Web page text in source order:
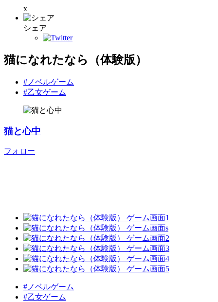
x
シェア
猫になれたなら（体験版）
#ノベルゲーム
#乙女ゲーム
猫と心中
フォロー
#ノベルゲーム
#乙女ゲーム